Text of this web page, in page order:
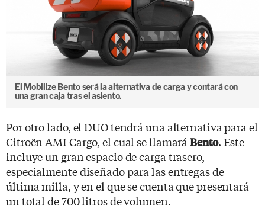
El Mobilize Bento será la alternativa de carga y contará con
una gran caja tras el asiento.
Por otro lado, el DUO tendrá una alternativa para el
Citroën AMI Cargo, el cual se llamaráBento. Este
incluye un gran espacio de carga trasero,
especialmente diseñado para las entregas de
última milla, y en el que se cuenta que presentará
un total de 700 litros de volumen.